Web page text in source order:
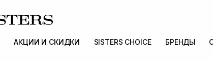
АКЦИИ И СКИДКИ SISTERS CHOICE БРЕНДЫ